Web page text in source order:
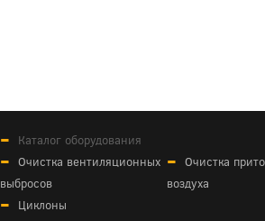
Каталог оборудования
Очистка вентиляционных
выбросов
Очистка
воздуха
Циклоны